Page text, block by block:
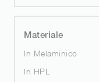
Materiale
In Melaminico
In HPL